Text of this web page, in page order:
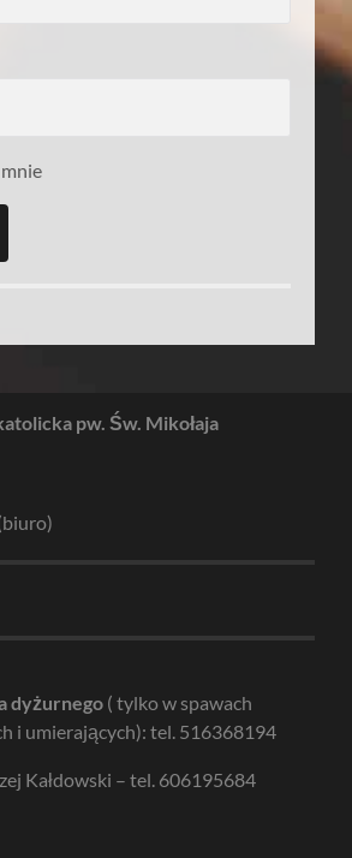
pw. Św. Mikołaja
dyżurnego ( tylko w spawach
i umierających): tel. 516368194
Kałdowski – tel. 606195684